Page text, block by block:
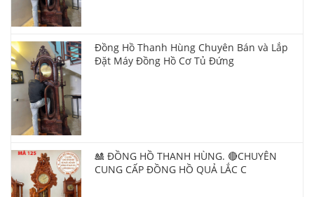
Đồng Hồ Thanh Hùng Chuyên Bán và Lắp
Đặt Máy Đồng Hồ Cơ Tủ Đứng
🎎 ĐỒNG HỒ THANH HÙNG. 🔴CHUYÊN
CUNG CẤP ĐỒNG HỒ QUẢ LẮC C